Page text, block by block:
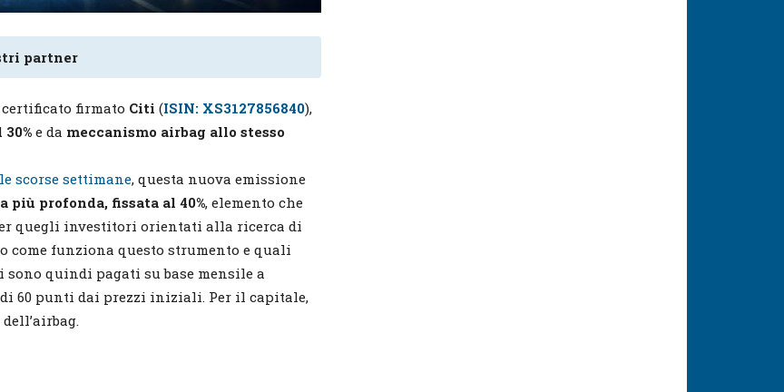
partner
certificato firmato Citi (ISIN: XS3127856840),
e da meccanismo airbag allo stesso
scorse settimane, questa nuova emissione
più profonda, fissata al 40%, elemento che
quegli investitori orientati alla ricerca di
come funziona questo strumento e quali
quindi pagati su base mensile a
60 punti dai prezzi iniziali. Per il capitale,